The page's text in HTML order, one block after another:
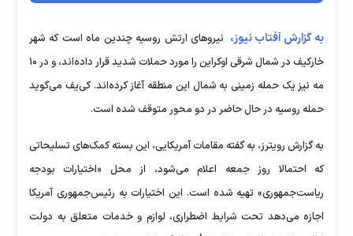
به گزارش آفتاب نیوز، نیرو‌های ارتش روسیه چندین ماه است که شهر
خارکیف در شمال شرقی اوکراین را مورد حملات شدید قرار داده‌اند، و در ۱۰
مه نیز یک حمله زمینی به شمال این منطقه آغاز کرده‌اند. کی‌یف می‌گوید
حمله روسیه در حال حاضر در دو محور متوقف شده است.
به گزارش رویترز، به گفته مقامات آمریکایی، این بسته کمک‌های تسلیحاتی
که احتمالا روز جمعه اعلام می‌شود، از محل «اختیارات بودجه
ریاست‌جمهوری» تهیه شده است. این اختیارات به رئیس‌جمهوری آمریکا
اجازه می‌دهد تحت شرایط اضطراری، لوازم و خدمات متعلق به دولت